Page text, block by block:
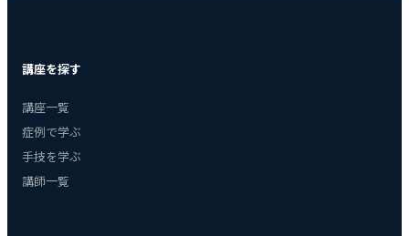
講座を探す
講座一覧
症例で学ぶ
手技を学ぶ
講師一覧